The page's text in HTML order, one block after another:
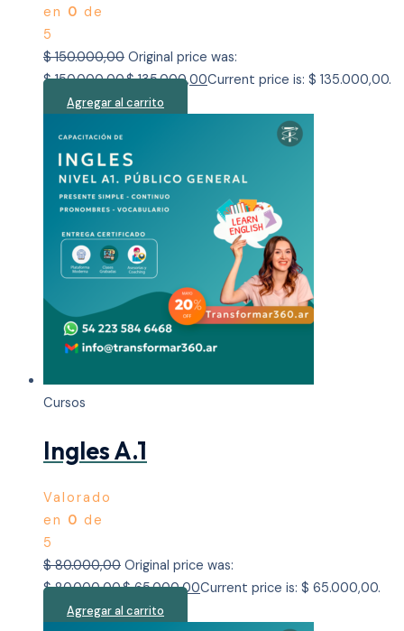
en 0 de
5
$150.000,00 Original price was:
$ 150.000,00.$135.000,00Current price is: $ 135.000,00.
Agregar al carrito
Cursos
Ingles A.1
Valorado
en 0 de
5
$80.000,00 Original price was:
$ 80.000,00.$65.000,00Current price is: $ 65.000,00.
Agregar al carrito